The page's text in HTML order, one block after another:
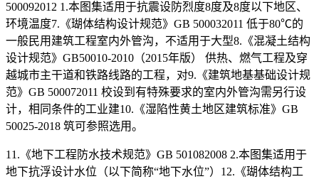
500092012 1.本图集适用于抗震设防烈度8度及8度以下地区、
环境温度7.《瑚体结构设计规范》GB 500032011 低于80℃的
一般民用建筑工程室内外管沟，不适用于大型8.《混凝土结构
设计规范》GB50010-2010（2015年版） 供热、燃气工程及穿
越城市主干道和铁路线路的工程，对9.《建筑地基基础设计规
范》GB 500072011 校设到有特殊要求的室内外管沟需另行设
计，相同条件的工业建10.《湿陷性黄土地区建筑标准》GB
50025-2018 筑可参照选用。
11.《地下工程防水技术规范》GB 501082008 2.本图集适用于
地下抗浮设计水位（以下简称“地下水位”）12.《瑚体结构工